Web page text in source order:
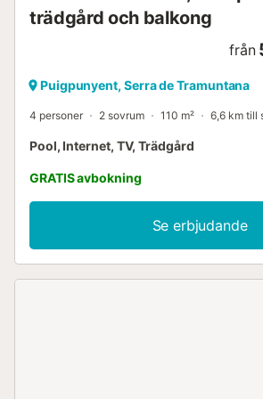
trädgård och balkong
från
Puigpunyent, Serra de Tramuntana
4 personer 2 sovrum 110 m² 6,6 km till
Pool, Internet, TV, Trädgård
GRATIS avbokning
Se erbjudande